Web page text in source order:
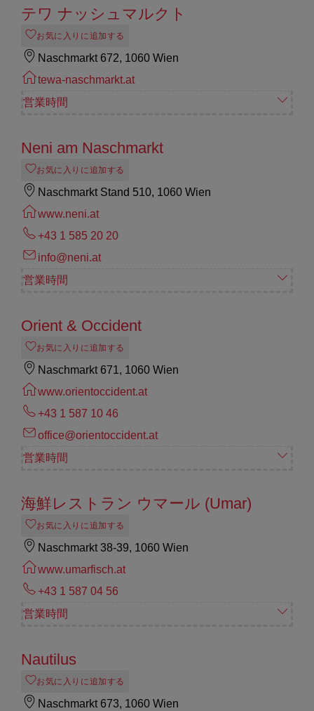
テワ ナッシュマルクト
お気に入りに追加する
Naschmarkt 672, 1060 Wien
tewa-naschmarkt.at
営業時間
Neni am Naschmarkt
お気に入りに追加する
Naschmarkt Stand 510, 1060 Wien
www.neni.at
+43 1 585 20 20
info@neni.at
営業時間
Orient & Occident
お気に入りに追加する
Naschmarkt 671, 1060 Wien
www.orientoccident.at
+43 1 587 10 46
office@orientoccident.at
営業時間
海鮮レストラン ウマール (Umar)
お気に入りに追加する
Naschmarkt 38-39, 1060 Wien
www.umarfisch.at
+43 1 587 04 56
営業時間
Nautilus
お気に入りに追加する
Naschmarkt 673, 1060 Wien